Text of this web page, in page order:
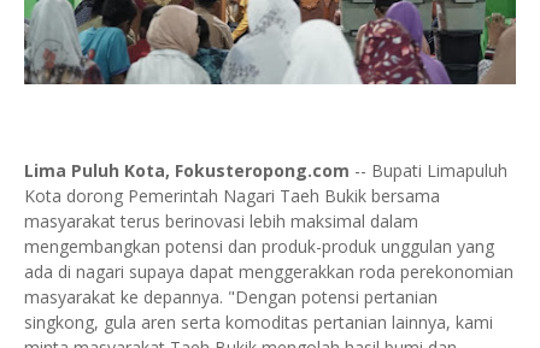
Lima Puluh Kota, Fokusteropong.com -- Bupati Limapuluh
Kota dorong Pemerintah Nagari Taeh Bukik bersama
masyarakat terus berinovasi lebih maksimal dalam
mengembangkan potensi dan produk-produk unggulan yang
ada di nagari supaya dapat menggerakkan roda perekonomian
masyarakat ke depannya. "Dengan potensi pertanian
singkong, gula aren serta komoditas pertanian lainnya, kami